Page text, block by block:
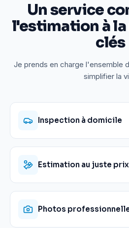
Un service
l'estimation à
clés
Je prends en charge l'ensemble
simplifier la
Inspection à domicile
Estimation au juste prix
Photos